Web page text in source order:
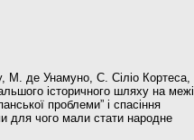
М. де Унамуно, С. Сіліо Кортеса,
історичного шляху на межі
проблеми” і спасіння
для чого мали стати народне